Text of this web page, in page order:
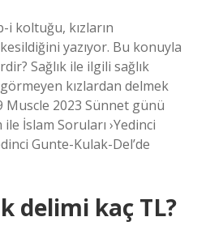
i koltuğu, kızların
yazıyor. Bu konuyla
Sağlık ile ilgili sağlık
kızlardan delmek
2023 Sünnet günü
İslam Soruları ›Yedinci
Gunte-Kulak-Del’de
delimi kaç TL?